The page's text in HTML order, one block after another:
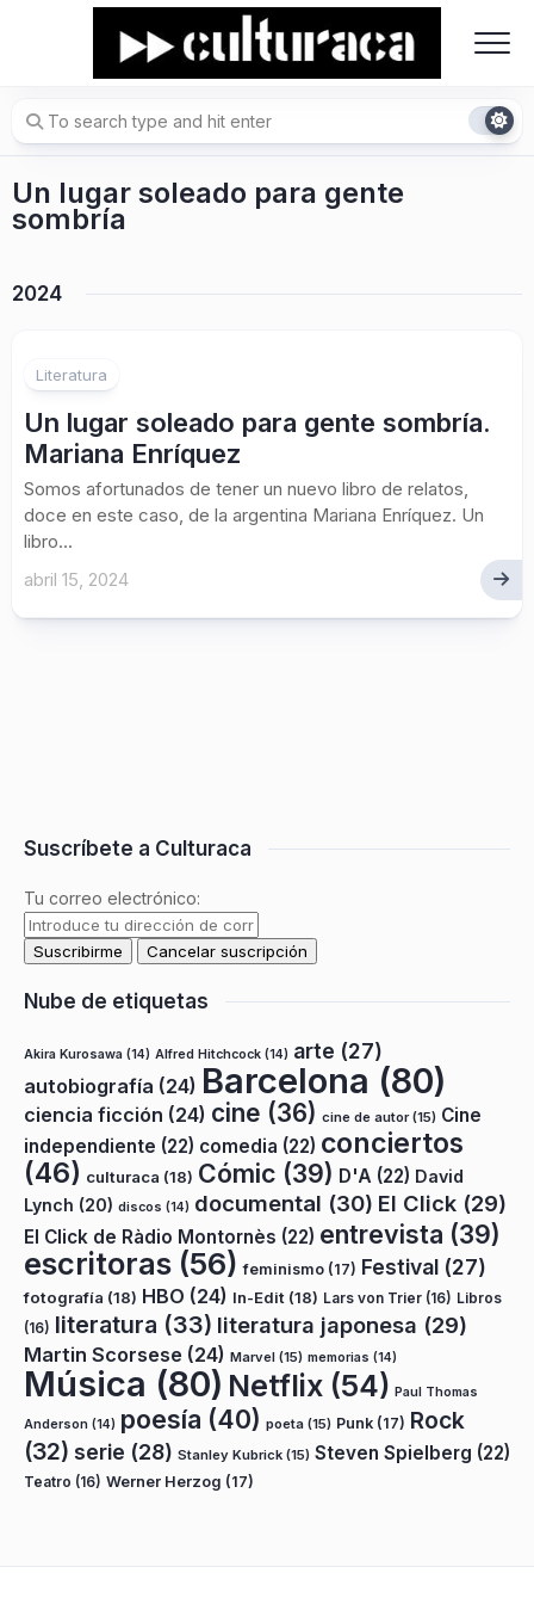
Un lugar soleado para gente
sombría
2024
Literatura
Un lugar soleado para gente sombría.
Mariana Enríquez
Somos afortunados de tener un nuevo libro de relatos,
doce en este caso, de la argentina Mariana Enríquez. Un
libro...
abril 15, 2024
Suscríbete a Culturaca
Tu correo electrónico:
Nube de etiquetas
Akira Kurosawa (14) Alfred Hitchcock (14) arte (27)
autobiografía (24) Barcelona (80)
ciencia ficción (24) cine (36) cine de autor(15) Cine
independiente (22) comedia (22) conciertos
(46) culturaca (18) Cómic (39) D'A (22) David
Lynch (20) discos (14) documental (30) El Click (29)
El Click de Ràdio Montornès (22) entrevista (39)
escritoras (56) feminismo (17) Festival (27)
fotografía (18) HBO (24) In-Edit (18) Lars von Trier (16) Libros
(16) literatura (33) literatura japonesa (29)
Martin Scorsese (24) Marvel (15) memorias (14)
Música (80) Netflix (54) Paul Thomas
Anderson (14) poesía (40) poeta (15) Punk (17) Rock
(32) serie (28) Stanley Kubrick (15) Steven Spielberg (22)
Teatro (16) Werner Herzog (17)